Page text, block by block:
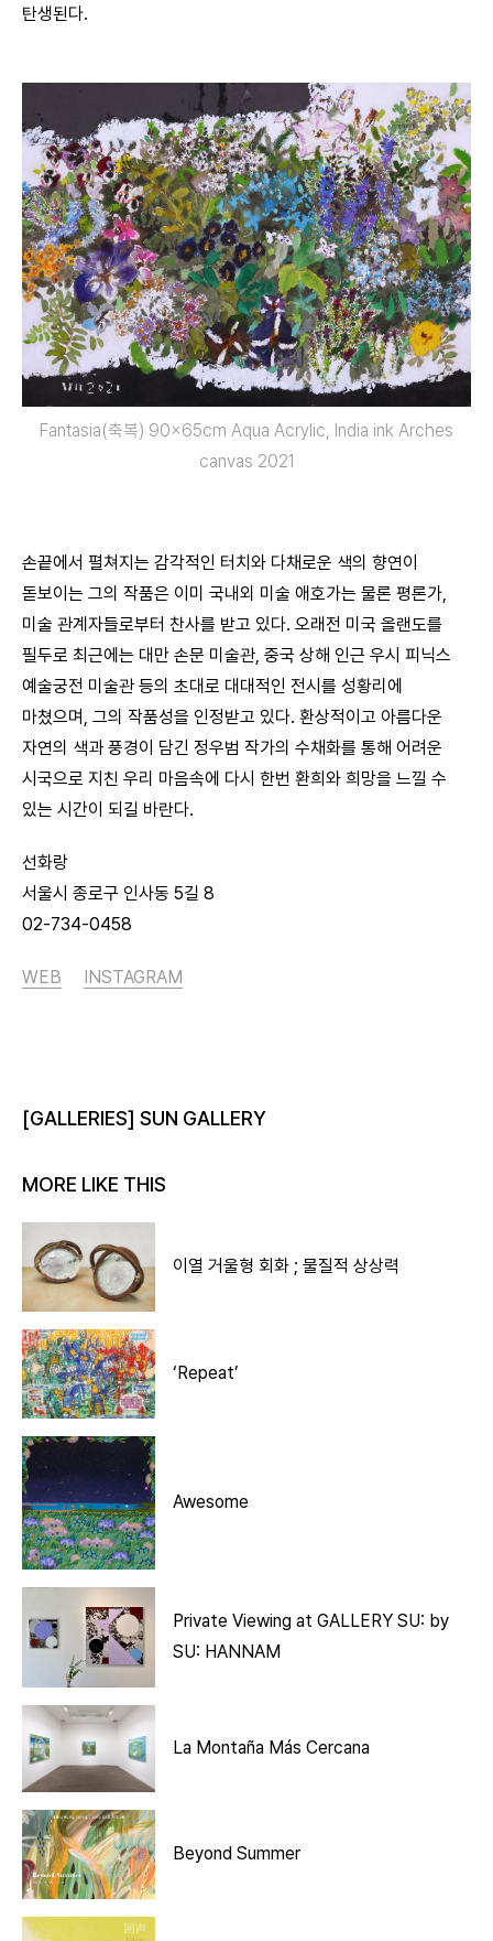
탄생된다.
Fantasia(축복) 90x65cm Aqua Acrylic, India ink Arches
canvas 2021
손끝에서 펼쳐지는 감각적인 터치와 다채로운 색의 향연이
돋보이는 그의 작품은 이미 국내외 미술 애호가는 물론 평론가,
미술 관계자들로부터 찬사를 받고 있다. 오래전 미국 올랜도를
필두로 최근에는 대만 손문 미술관, 중국 상해 인근 우시 피닉스
예술궁전 미술관 등의 초대로 대대적인 전시를 성황리에
마쳤으며, 그의 작품성을 인정받고 있다. 환상적이고 아름다운
자연의 색과 풍경이 담긴 정우범 작가의 수채화를 통해 어려운
시국으로 지친 우리 마음속에 다시 한번 환희와 희망을 느낄 수
있는 시간이 되길 바란다.
선화랑
서울시 종로구 인사동 5길 8
02-734-0458
WEB INSTAGRAM
[GALLERIES] SUN GALLERY
MORE LIKE THIS
이열 거울형 회화 ; 물질적 상상력
‘Repeat’
Awesome
Private Viewing at GALLERY SU: by
SU: HANNAM
La Montaña Más Cercana
Beyond Summer